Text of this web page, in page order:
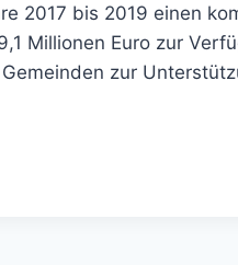
2017 bis 2019 einen
Millionen Euro zur
zur